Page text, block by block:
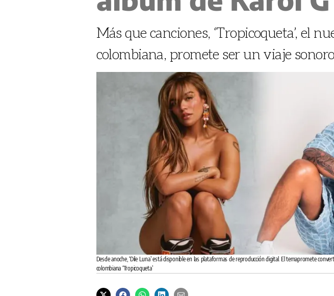
Más que canciones, ‘Tropicoqueta’, el
colombiana, promete ser un viaje
Desde anoche, ‘Dile Luna’ está disponible en las plataformas de reproducción digital. El temapromete
colombiana ‘Tropicoqueta’